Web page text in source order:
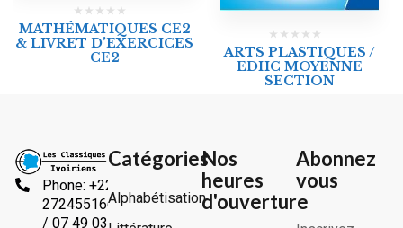
MATHÉMATIQUES CE2
& LIVRET D’EXERCICES
CE2
ARTS PLASTIQUES /
EDHC MOYENNE
SECTION
Phone: +225
2724551666
/ 07 49 03
Catégories
Alphabétisation
Nos
heures
d'ouverture
Abonnez
vous